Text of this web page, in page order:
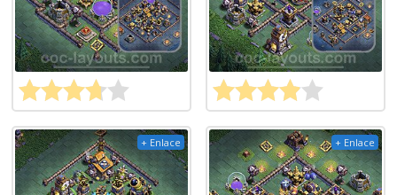
+ Enlace + Enlace